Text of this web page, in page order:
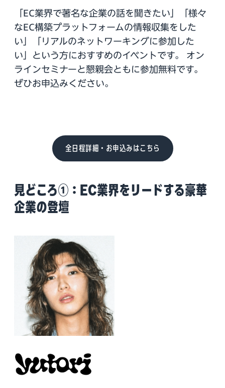
「EC業界で著名な企業の話を聞きたい」「様々
なEC構築プラットフォームの情報収集をした
い」「リアルのネットワーキングに参加した
い」という方におすすめのイベントです。 オン
ラインセミナーと懇親会ともに参加無料です。
ぜひお申込みください。
全日程詳細・お申込みはこちら
見どころ①：EC業界をリードする豪華
企業の登壇